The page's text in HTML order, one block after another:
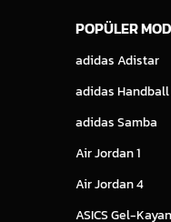
POPÜLER
adidas Adistar
adidas
adidas Samba
Air Jordan 1
Air Jordan 4
ASICS Gel-